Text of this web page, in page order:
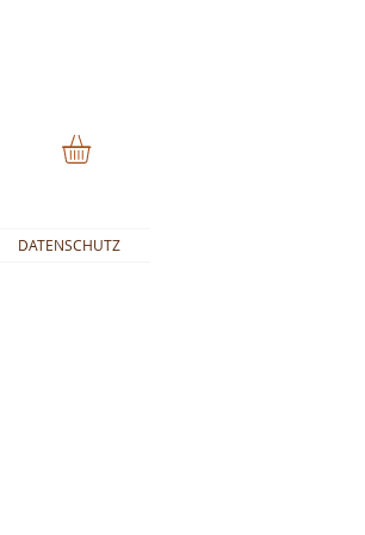
DATENSCHUTZ